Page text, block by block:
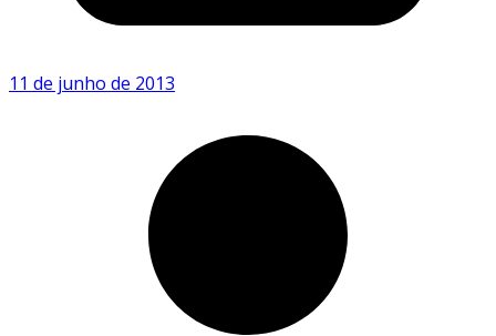
11 de junho de 2013